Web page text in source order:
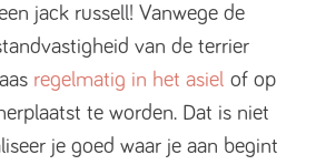
jack russell! Vanwege de
van de terrier
regelmatig in het asiel of op
te worden. Dat is niet
je goed waar je aan begint